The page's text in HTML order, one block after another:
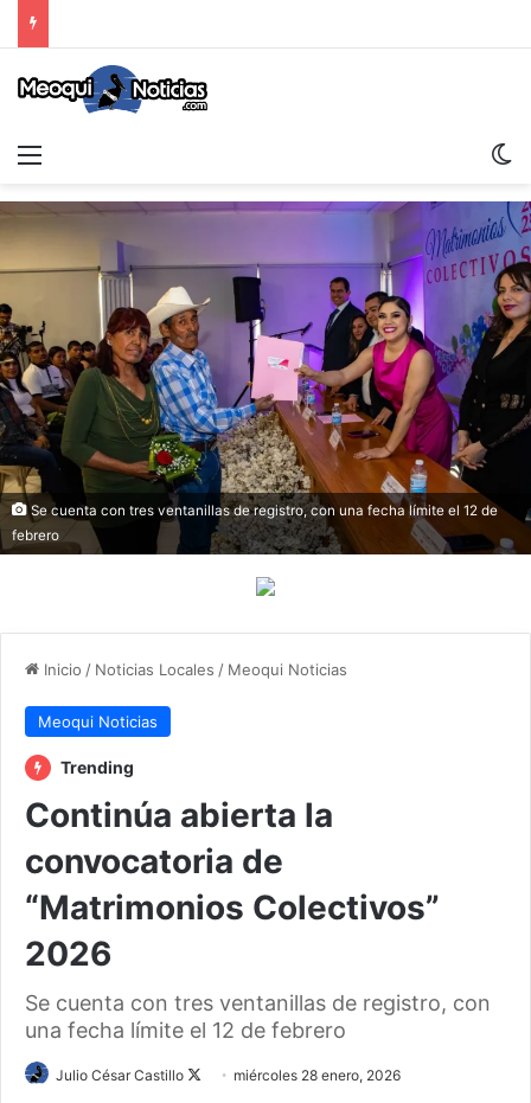
Menu
Se cuenta con tres ventanillas de registro, con una fecha límite el 12 de
febrero
Inicio / Noticias Locales / Meoqui Noticias
Meoqui Noticias
Trending
Continúa abierta la
convocatoria de
“Matrimonios Colectivos”
2026
Se cuenta con tres ventanillas de registro, con
una fecha límite el 12 de febrero
Julio César Castillo
Followmiércoles 28 enero, 2026